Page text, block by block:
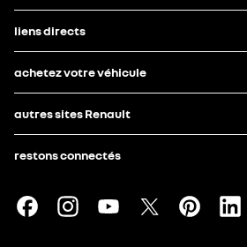
liens directs
achetez votre véhicule
autres sites Renault
restons connectés